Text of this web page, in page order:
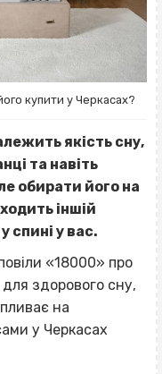
купити у Черкасах?
якість сну,
та навіть
обирати його на
іншій
спині у вас.
«18000» про
здорового сну,
на
у Черкасах